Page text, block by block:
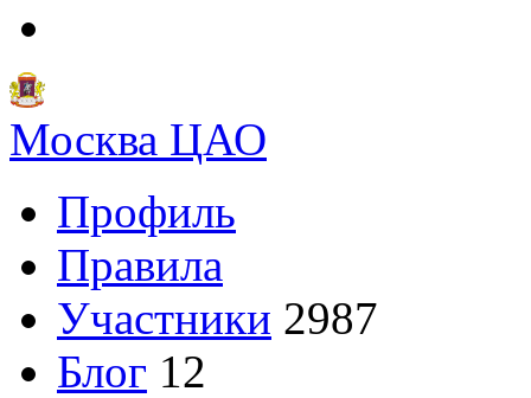
Москва ЦАО
Профиль
Правила
Участники 2987
Блог 12